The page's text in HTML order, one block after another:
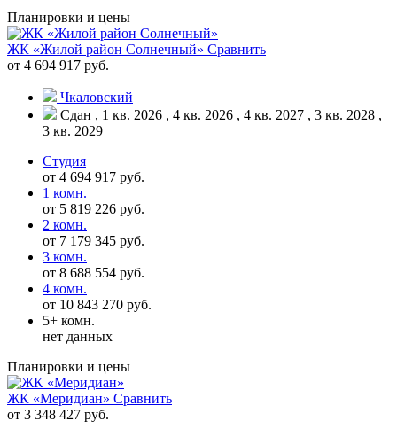
Планировки и цены
ЖК «Жилой район Солнечный» Сравнить
от 4 694 917 руб.
Чкаловский
Сдан , 1 кв. 2026 , 4 кв. 2026 , 4 кв. 2027 , 3 кв. 2028 ,
3 кв. 2029
Студия
от 4 694 917 руб.
1 комн.
от 5 819 226 руб.
2 комн.
от 7 179 345 руб.
3 комн.
от 8 688 554 руб.
4 комн.
от 10 843 270 руб.
5+ комн.
нет данных
Планировки и цены
ЖК «Меридиан» Сравнить
от 3 348 427 руб.